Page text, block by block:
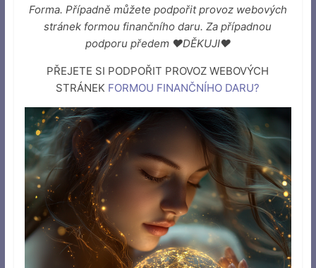
Forma. Případně můžete podpořit provoz webových
stránek formou finančního daru. Za případnou
podporu předem ♥DĚKUJI♥
PŘEJETE SI PODPOŘIT PROVOZ WEBOVÝCH
STRÁNEK FORMOU FINANČNÍHO DARU?